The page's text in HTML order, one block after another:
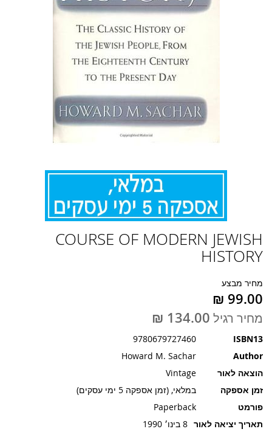
COURSE OF MODERN JEWISH
HISTORY
מחיר מבצע
מחיר רגיל
ISBN13
9780679727460
Author
Howard M. Sachar
הוצאה לאור
Vintage
זמן אספקה
במלאי, (זמן אספקה 5 ימי עסקים)
פורמט
Paperback
תאריך יציאה לאור 8 בינו׳ 1990
להתחלה
של
גלריית